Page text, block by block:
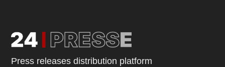
Press releases distribution platform